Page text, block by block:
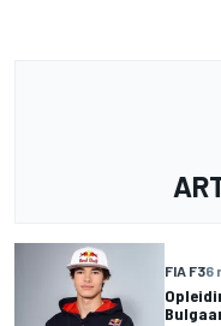
FIA F36